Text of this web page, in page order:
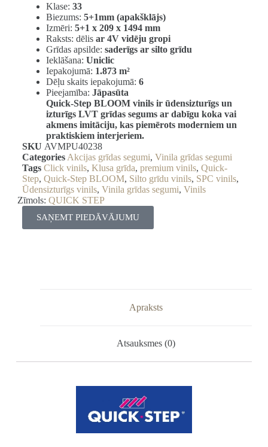
Klase: 33
Biezums: 5+1mm (apakšklājs)
Izmēri: 5+1 x 209 x 1494 mm
Raksts: dēlis ar 4V vidēju gropi
Grīdas apsilde: saderīgs ar silto grīdu
Ieklāšana: Uniclic
Iepakojumā: 1.873 m²
Dēļu skaits iepakojumā: 6
Pieejamība: Jāpasūta
Quick-Step BLOOM vinils ir ūdensizturīgs un
izturīgs LVT grīdas segums ar dabīgu koka vai
akmens imitāciju, kas piemērots moderniem un
praktiskiem interjeriem.
SKU AVMPU40238
Categories Akcijas grīdas segumi, Vinila grīdas segumi
Tags Click vinils, Klusa grīda, premium vinils, Quick-
Step, Quick-Step BLOOM, Silto grīdu vinils, SPC vinils,
Ūdensizturīgs vinils, Vinila grīdas segumi, Vinils
Zīmols: QUICK STEP
SAŅEMT PIEDĀVĀJUMU
Apraksts
Atsauksmes (0)